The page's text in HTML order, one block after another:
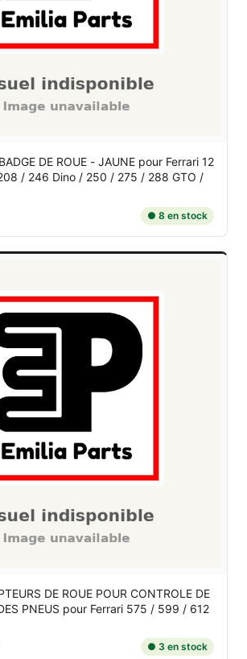
BADGE DE ROUE - JAUNE pour Ferrari 12
/ 246 Dino / 250 / 275 / 288 GTO /
● 8 en stock
DE ROUE POUR CONTROLE DE
PNEUS pour Ferrari 575 / 599 / 612
● 3 en stock